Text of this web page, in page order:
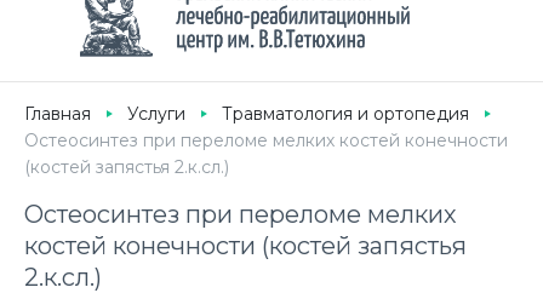
Главная Услуги
Травматология и ортопедия
Остеосинтез при переломе мелких костей конечности
(костей запястья 2.к.сл.)
Остеосинтез при переломе мелких
костей конечности (костей запястья
2.к.сл.)